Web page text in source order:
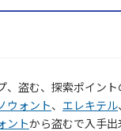
盗む、探索ポイン
ウォント、 エレキテル
ントから盗むで入手出